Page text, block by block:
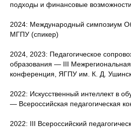
подходы и финансовые
2024: Международный симпозиум
МГПУ (спикер)
2024, 2023: Педагогическое
образования — III Межрегиональная
конференция, ЯГПУ им. К. Д.
2022: Искусственный интеллект в
— Всероссийская педагогическая
2022: III Всероссийский